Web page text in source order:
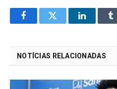
FacebookTwitter LinkedIn
NOTÍCIAS RELACIONADAS